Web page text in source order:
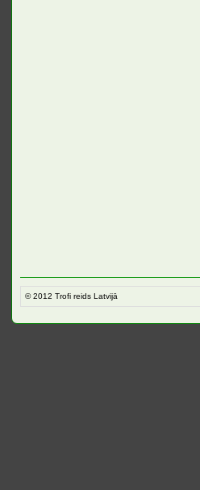
© 2012 Trofi reids Latvijā